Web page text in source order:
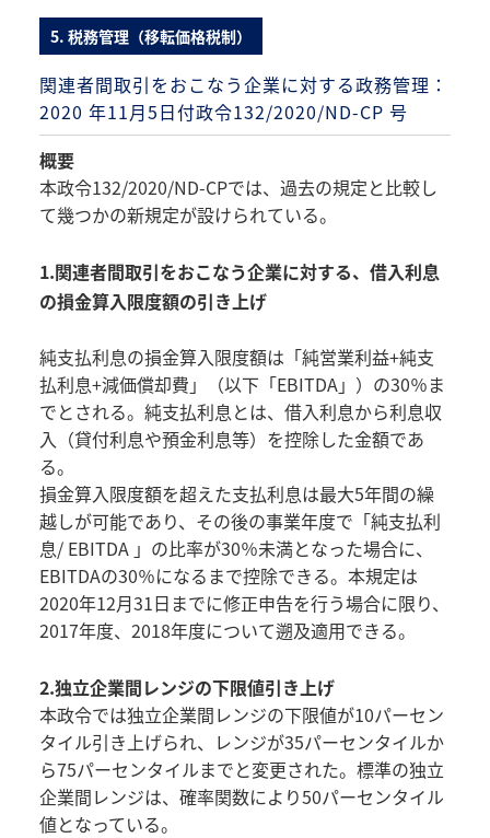
5. 税務管理（移転価格税制）
関連者間取引をおこなう企業に対する政務管理：
2020 年11月5日付政令132/2020/ND-CP 号
概要
本政令132/2020/ND-CPでは、過去の規定と比較し
て幾つかの新規定が設けられている。
1.関連者間取引をおこなう企業に対する、借入利息
の損金算入限度額の引き上げ
純支払利息の損金算入限度額は「純営業利益+純支
払利息+減価償却費」（以下「EBITDA」）の30％ま
でとされる。純支払利息とは、借入利息から利息収
入（貸付利息や預金利息等）を控除した金額であ
る。
損金算入限度額を超えた支払利息は最大5年間の繰
越しが可能であり、その後の事業年度で「純支払利
息/ EBITDA 」の比率が30％未満となった場合に、
EBITDAの30％になるまで控除できる。本規定は
2020年12月31日までに修正申告を行う場合に限り、
2017年度、2018年度について遡及適用できる。
2.独立企業間レンジの下限値引き上げ
本政令では独立企業間レンジの下限値が10パーセン
タイル引き上げられ、レンジが35パーセンタイルか
ら75パーセンタイルまでと変更された。標準の独立
企業間レンジは、確率関数により50パーセンタイル
値となっている。